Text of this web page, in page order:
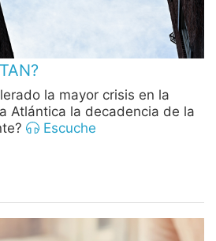
la mayor crisis en la
Atlántica la decadencia de la
Escuche